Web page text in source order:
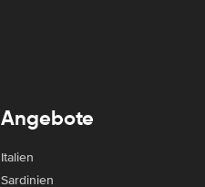
Angebote
Italien
Sardinien